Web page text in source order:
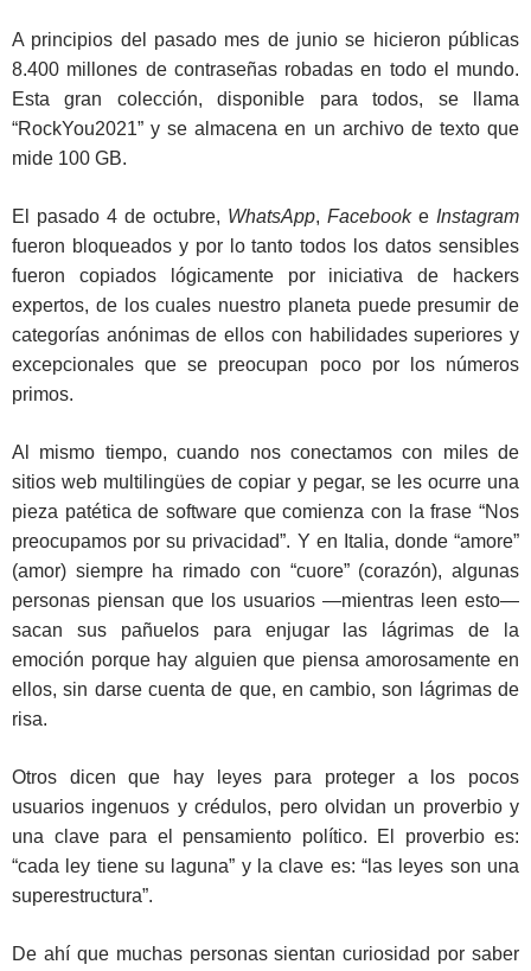
A principios del pasado mes de junio se hicieron públicas
8.400 millones de contraseñas robadas en todo el mundo.
Esta gran colección, disponible para todos, se llama
“RockYou2021” y se almacena en un archivo de texto que
mide 100 GB.
El pasado 4 de octubre, WhatsApp, Facebooke Instagram
fueron bloqueados y por lo tanto todos los datos sensibles
fueron copiados lógicamente por iniciativa de hackers
expertos, de los cuales nuestro planeta puede presumir de
categorías anónimas de ellos con habilidades superiores y
excepcionales que se preocupan poco por los números
primos.
Al mismo tiempo, cuando nos conectamos con miles de
sitios web multilingües de copiar y pegar, se les ocurre una
pieza patética de software que comienza con la frase “Nos
preocupamos por su privacidad”. Y en Italia, donde “amore”
(amor) siempre ha rimado con “cuore” (corazón), algunas
personas piensan que los usuarios —mientras leen esto—
sacan sus pañuelos para enjugar las lágrimas de la
emoción porque hay alguien que piensa amorosamente en
ellos, sin darse cuenta de que, en cambio, son lágrimas de
risa.
Otros dicen que hay leyes para proteger a los pocos
usuarios ingenuos y crédulos, pero olvidan un proverbio y
una clave para el pensamiento político. El proverbio es:
“cada ley tiene su laguna” y la clave es: “las leyes son una
superestructura”.
De ahí que muchas personas sientan curiosidad por saber